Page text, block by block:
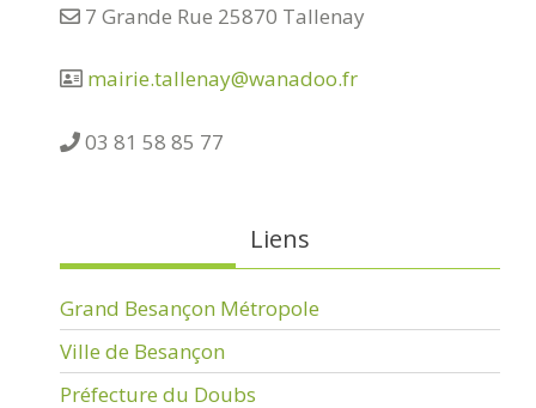
7 Grande Rue 25870 Tallenay
mairie.tallenay@wanadoo.fr
03 81 58 85 77
Liens
Grand Besançon Métropole
Ville de Besançon
Préfecture du Doubs